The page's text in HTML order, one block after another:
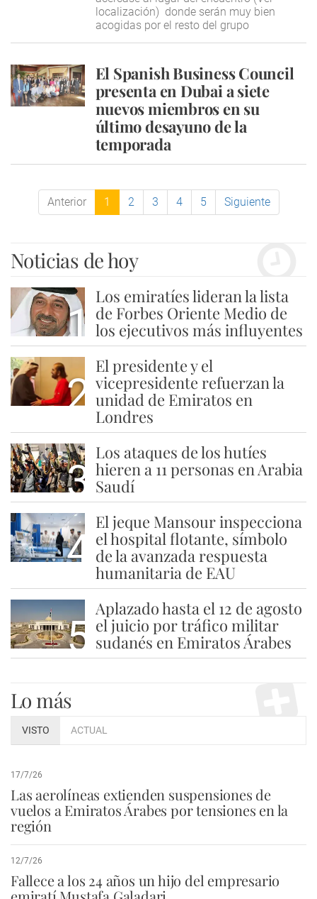
localización) donde serán muy bien
acogidas por el resto del grupo
El Spanish Business Council
presenta en Dubai a siete
nuevos miembros en su
último desayuno de la
temporada
Anterior 1 2 3 4 5 Siguiente
Noticias de hoy
1
Los emiratíes lideran la lista
de Forbes Oriente Medio de
los ejecutivos más influyentes
2
El presidente y el
vicepresidente refuerzan la
unidad de Emiratos en
Londres
3
Los ataques de los hutíes
hieren a 11 personas en Arabia
Saudí
4
El jeque Mansour inspecciona
el hospital flotante, símbolo
de la avanzada respuesta
humanitaria de EAU
5
Aplazado hasta el 12 de agosto
el juicio por tráfico militar
sudanés en Emiratos Árabes
Lo más
VISTO ACTUAL
17/7/26
Las aerolíneas extienden suspensiones de
vuelos a Emiratos Árabes por tensiones en la
región
12/7/26
Fallece a los 24 años un hijo del empresario